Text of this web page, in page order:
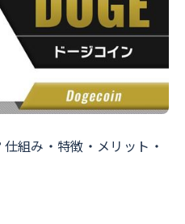
組み・特徴・メリット・